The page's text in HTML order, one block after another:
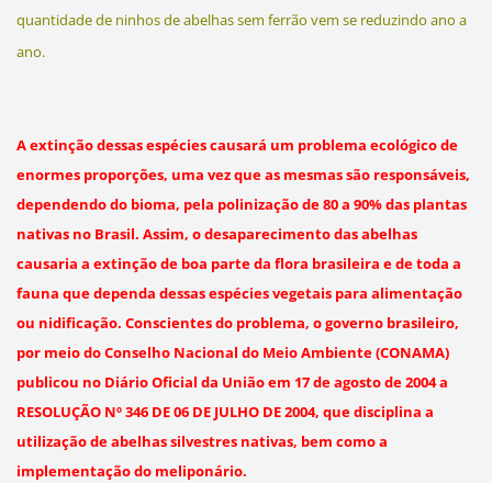
quantidade de ninhos de abelhas sem ferrão vem se reduzindo ano a
ano.
A extinção dessas espécies causará um problema ecológico de
enormes proporções, uma vez que as mesmas são responsáveis,
dependendo do bioma, pela polinização de 80 a 90% das plantas
nativas no Brasil. Assim, o desaparecimento das abelhas
causaria a extinção de boa parte da flora brasileira e de toda a
fauna que dependa dessas espécies vegetais para alimentação
ou nidificação. Conscientes do problema, o governo brasileiro,
por meio do Conselho Nacional do Meio Ambiente (CONAMA)
publicou no Diário Oficial da União em 17 de agosto de 2004 a
RESOLUÇÃO Nº 346 DE 06 DE JULHO DE 2004, que disciplina a
utilização de abelhas silvestres nativas, bem como a
implementação do meliponário.